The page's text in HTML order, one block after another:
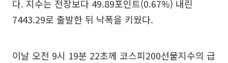
다. 지수는 전장보다 49.89포인트(0.67%) 내린
7443.29로 출발한 뒤 낙폭을 키웠다.
이날 오전 9시 19분 22초께 코스피200선물지수의 급